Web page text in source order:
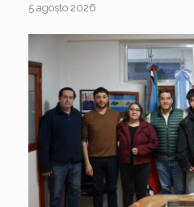
5 agosto 2026